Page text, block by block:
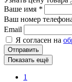
Ваше имя *
Ваш номер
Email
Я согласен на
Отправить
Показать ещё
1